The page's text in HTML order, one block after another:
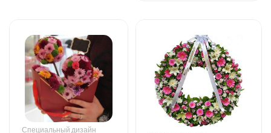
Специальный дизайн
Special meaning -
Special design
77 AZN
Кладбище цветы
Wreath
440 AZN